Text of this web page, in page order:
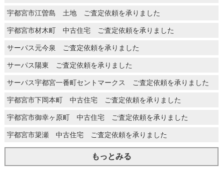
宇都宮市江曽島 土地 ご査定依頼を承りました
宇都宮市材木町 中古住宅 ご査定依頼を承りました
サーパス元今泉 ご査定依頼を承りました
サーパス陽東 ご査定依頼を承りました
サーパス宇都宮一番町セントマークス ご査定依頼を承りました
宇都宮市下岡本町 中古住宅 ご査定依頼を承りました
宇都宮市御幸ヶ原町 中古住宅 ご査定依頼を承りました
宇都宮市簗瀬 中古住宅 ご査定依頼を承りました
もっとみる